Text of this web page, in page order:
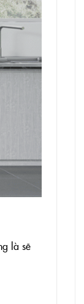
là sẽ